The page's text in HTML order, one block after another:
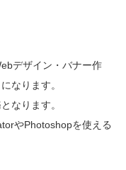
デザイン・バナー作
なります。
なります。
やPhotoshopを使える